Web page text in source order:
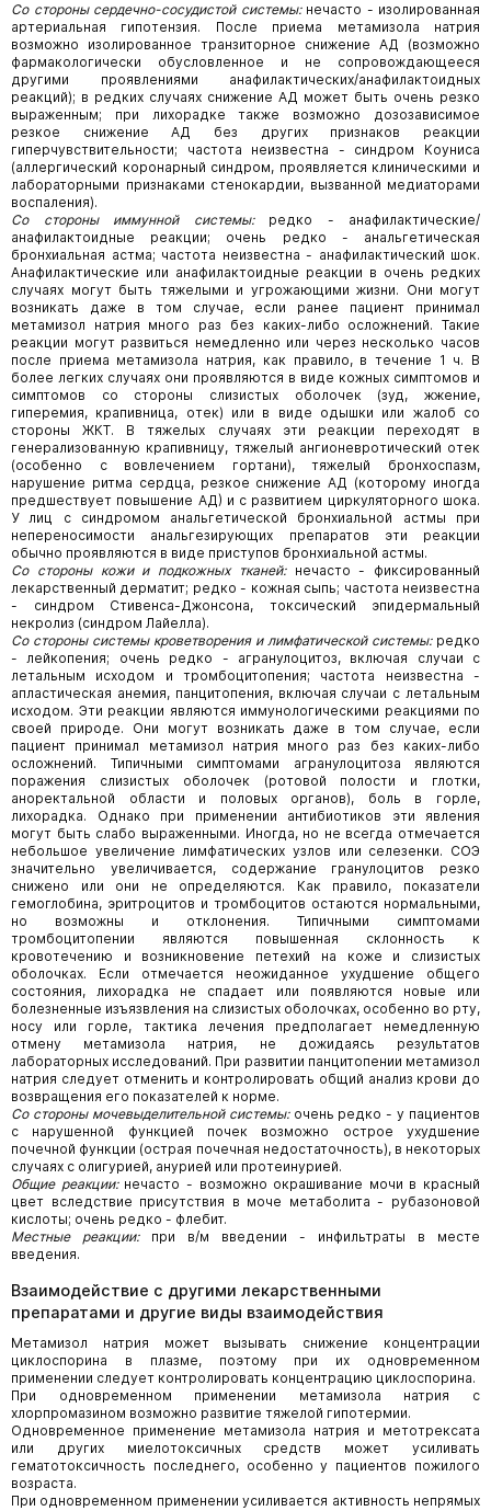
Со стороны сердечно-сосудистой системы:нечасто - изолированная
артериальная гипотензия. После приема метамизола натрия
возможно изолированное транзиторное снижение АД (возможно
фармакологически обусловленное и не сопровождающееся
другими проявлениями анафилактических/анафилактоидных
реакций); в редких случаях снижение АД может быть очень резко
выраженным; при лихорадке также возможно дозозависимое
резкое снижение АД без других признаков реакции
гиперчувствительности; частота неизвестна - синдром Коуниса
(аллергический коронарный синдром, проявляется клиническими и
лабораторными признаками стенокардии, вызванной медиаторами
воспаления).
Со стороны иммунной системы:редко - анафилактические/
анафилактоидные реакции; очень редко - анальгетическая
бронхиальная астма; частота неизвестна - анафилактический шок.
Анафилактические или анафилактоидные реакции в очень редких
случаях могут быть тяжелыми и угрожающими жизни. Они могут
возникать даже в том случае, если ранее пациент принимал
метамизол натрия много раз без каких-либо осложнений. Такие
реакции могут развиться немедленно или через несколько часов
после приема метамизола натрия, как правило, в течение 1 ч. В
более легких случаях они проявляются в виде кожных симптомов и
симптомов со стороны слизистых оболочек (зуд, жжение,
гиперемия, крапивница, отек) или в виде одышки или жалоб со
стороны ЖКТ. В тяжелых случаях эти реакции переходят в
генерализованную крапивницу, тяжелый ангионевротический отек
(особенно с вовлечением гортани), тяжелый бронхоспазм,
нарушение ритма сердца, резкое снижение АД (которому иногда
предшествует повышение АД) и с развитием циркуляторного шока.
У лиц с синдромом анальгетической бронхиальной астмы при
непереносимости анальгезирующих препаратов эти реакции
обычно проявляются в виде приступов бронхиальной астмы.
Со стороны кожи и подкожных тканей:нечасто - фиксированный
лекарственный дерматит; редко - кожная сыпь; частота неизвестна
- синдром Стивенса-Джонсона, токсический эпидермальный
некролиз (синдром Лайелла).
Со стороны системы кроветворения и лимфатической системы:редко
- лейкопения; очень редко - агранулоцитоз, включая случаи с
летальным исходом и тромбоцитопения; частота неизвестна -
апластическая анемия, панцитопения, включая случаи с летальным
исходом. Эти реакции являются иммунологическими реакциями по
своей природе. Они могут возникать даже в том случае, если
пациент принимал метамизол натрия много раз без каких-либо
осложнений. Типичными симптомами агранулоцитоза являются
поражения слизистых оболочек (ротовой полости и глотки,
аноректальной области и половых органов), боль в горле,
лихорадка. Однако при применении антибиотиков эти явления
могут быть слабо выраженными. Иногда, но не всегда отмечается
небольшое увеличение лимфатических узлов или селезенки. СОЭ
значительно увеличивается, содержание гранулоцитов резко
снижено или они не определяются. Как правило, показатели
гемоглобина, эритроцитов и тромбоцитов остаются нормальными,
но возможны и отклонения. Типичными симптомами
тромбоцитопении являются повышенная склонность к
кровотечению и возникновение петехий на коже и слизистых
оболочках. Если отмечается неожиданное ухудшение общего
состояния, лихорадка не спадает или появляются новые или
болезненные изъязвления на слизистых оболочках, особенно во рту,
носу или горле, тактика лечения предполагает немедленную
отмену метамизола натрия, не дожидаясь результатов
лабораторных исследований. При развитии панцитопении метамизол
натрия следует отменить и контролировать общий анализ крови до
возвращения его показателей к норме.
Со стороны мочевыделительной системы: очень редко - у пациентов
с нарушенной функцией почек возможно острое ухудшение
почечной функции (острая почечная недостаточность), в некоторых
случаях с олигурией, анурией или протеинурией.
Общие реакции:нечасто - возможно окрашивание мочи в красный
цвет вследствие присутствия в моче метаболита - рубазоновой
кислоты; очень редко - флебит.
Местные реакции:при в/м введении - инфильтраты в месте
введения.
Взаимодействие с другими лекарственными
препаратами и другие виды взаимодействия
Метамизол натрия может вызывать снижение концентрации
циклоспорина в плазме, поэтому при их одновременном
применении следует контролировать концентрацию циклоспорина.
При одновременном применении метамизола натрия с
хлорпромазином возможно развитие тяжелой гипотермии.
Одновременное применение метамизола натрия и метотрексата
или других миелотоксичных средств может усиливать
гематотоксичность последнего, особенно у пациентов пожилого
возраста.
При одновременном применении усиливается активность непрямых